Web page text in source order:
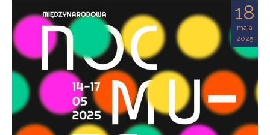
18
maja
2025